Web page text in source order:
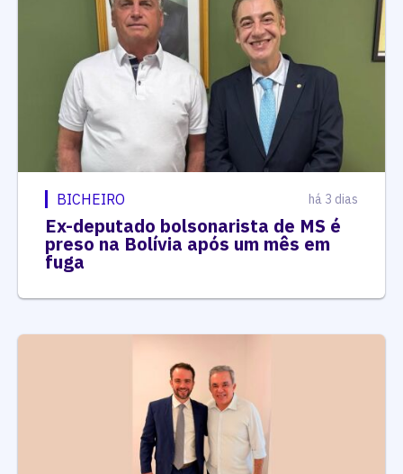
BICHEIRO há 3 dias
Ex-deputado bolsonarista de MS é
preso na Bolívia após um mês em
fuga